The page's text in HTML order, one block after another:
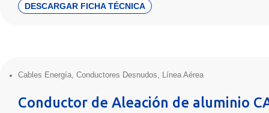
DESCARGAR FICHA TÉCNICA
Cables Energía, Conductores Desnudos, Línea Aérea
Conductor de Aleación de aluminio